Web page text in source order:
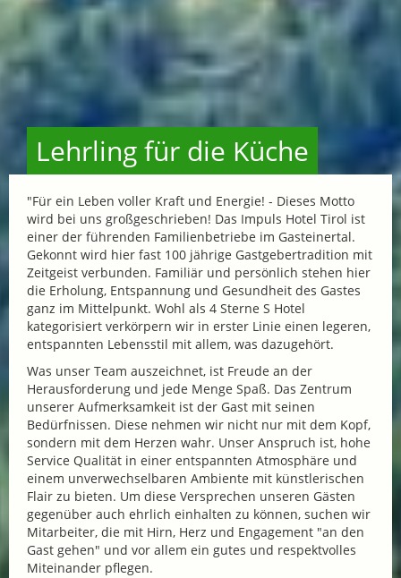
Lehrling für die Küche
"Für ein Leben voller Kraft und Energie! - Dieses Motto
wird bei uns großgeschrieben! Das Impuls Hotel Tirol ist
einer der führenden Familienbetriebe im Gasteinertal.
Gekonnt wird hier fast 100 jährige Gastgebertradition mit
Zeitgeist verbunden. Familiär und persönlich stehen hier
die Erholung, Entspannung und Gesundheit des Gastes
ganz im Mittelpunkt. Wohl als 4 Sterne S Hotel
kategorisiert verkörpern wir in erster Linie einen legeren,
entspannten Lebensstil mit allem, was dazugehört.
Was unser Team auszeichnet, ist Freude an der
Herausforderung und jede Menge Spaß. Das Zentrum
unserer Aufmerksamkeit ist der Gast mit seinen
Bedürfnissen. Diese nehmen wir nicht nur mit dem Kopf,
sondern mit dem Herzen wahr. Unser Anspruch ist, hohe
Service Qualität in einer entspannten Atmosphäre und
einem unverwechselbaren Ambiente mit künstlerischen
Flair zu bieten. Um diese Versprechen unseren Gästen
gegenüber auch ehrlich einhalten zu können, suchen wir
Mitarbeiter, die mit Hirn, Herz und Engagement "an den
Gast gehen" und vor allem ein gutes und respektvolles
Miteinander pflegen.